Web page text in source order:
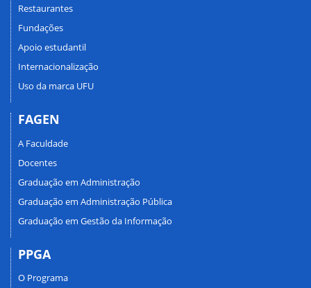
Restaurantes
Fundações
Apoio estudantil
Internacionalização
Uso da marca UFU
FAGEN
A Faculdade
Docentes
Graduação em Administração
Graduação em Administração Pública
Graduação em Gestão da Informação
PPGA
O Programa